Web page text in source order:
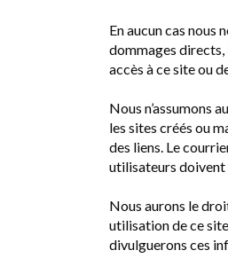
En aucun cas nous
dommages directs,
accès à ce site ou
Nous n’assumons
les sites créés ou
des liens. Le
utilisateurs doivent
Nous aurons le
utilisation de ce
divulguerons ces